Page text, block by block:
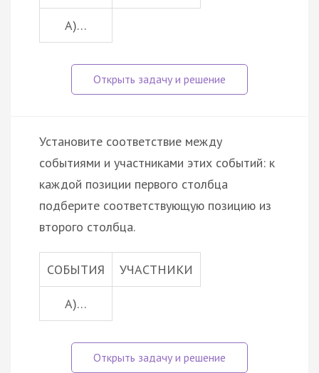
А)…
Установите соответствие между
событиями и участниками этих событий: к
каждой позиции первого столбца
подберите соответствующую позицию из
второго столбца.
СОБЫТИЯ УЧАСТНИКИ
А)…